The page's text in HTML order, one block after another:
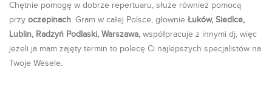
Chętnie pomogę w dobrze repertuaru, służe również pomocą
przy oczepinach. Gram w całej Polsce, głownie Łuków, Siedlce,
Lublin, Radzyń Podlaski, Warszawa, współpracuje z innymi dj, więc
jeżeli ja mam zajęty termin to polecę Ci najlepszych specjalistów na
Twoje Wesele.